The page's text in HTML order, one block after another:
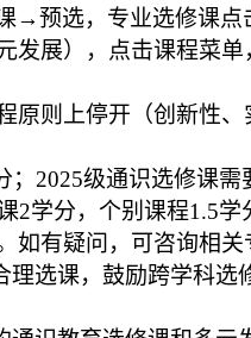
→预选， 专业选修课点
发展），点击课程菜单
原则上停开 （创新性
；2025级通识选修课需
2学分，个别课程1.5学
如有疑问，可 咨询相关
理选课，鼓励跨学科选